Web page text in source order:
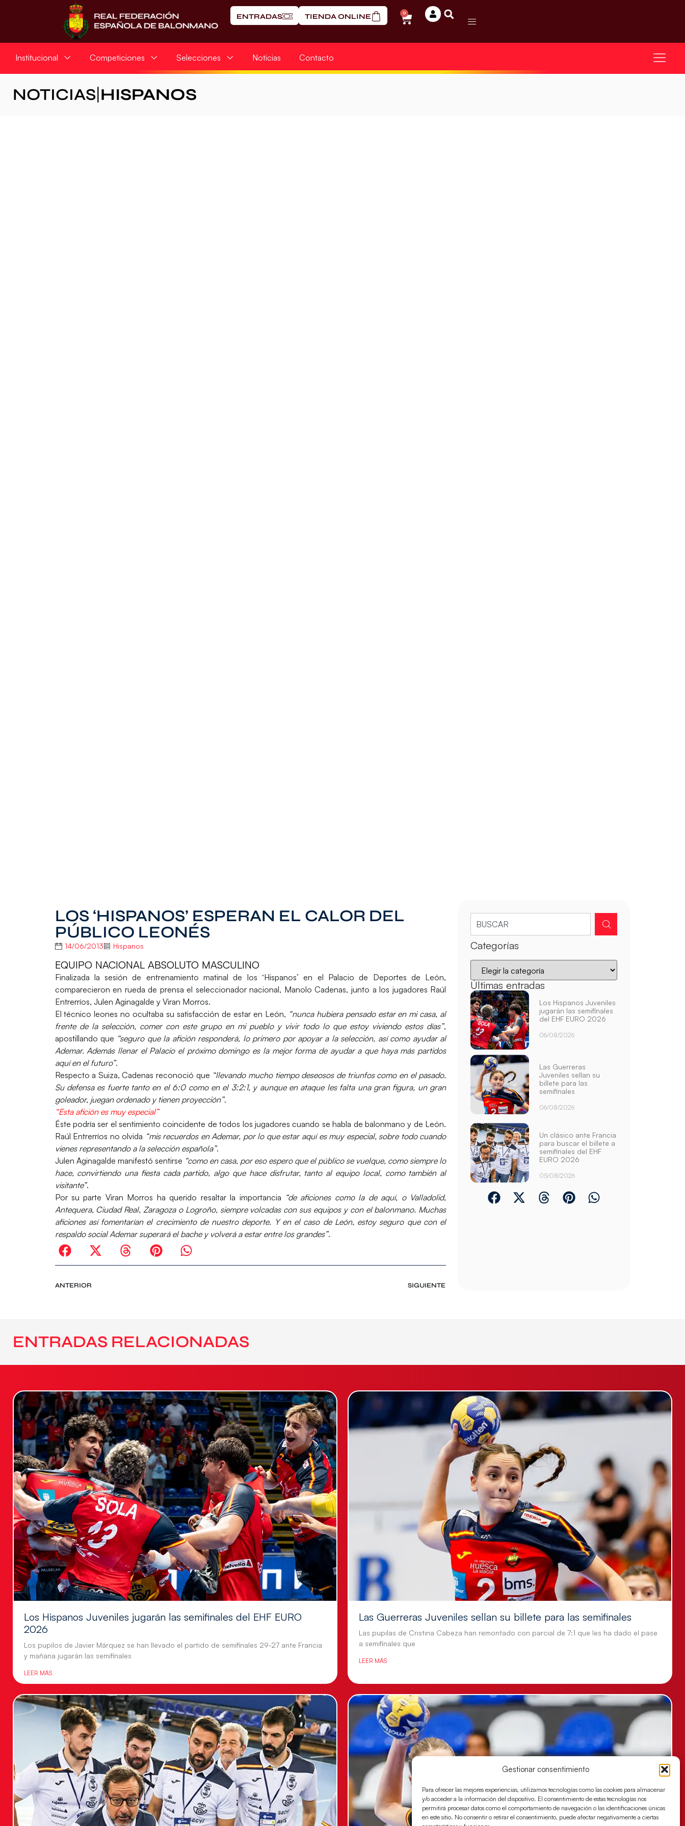
Gestionar consentimiento
Para ofrecer las mejores experiencias, utilizamos tecnologías como las cookies para almacenar
y/o acceder a la información del dispositivo. El consentimiento de estas tecnologías nos
permitirá procesar datos como el comportamiento de navegación o las identificaciones únicas
en este sitio. No consentir o retirar el consentimiento, puede afectar negativamente a ciertas
ENTRADAS TIENDA ONLINE 0
Institucional Competiciones Selecciones Noticias Contacto
NOTICIAS HISPANOS
LOS ‘HISPANOS’ ESPERAN EL CALOR DEL
PÚBLICO LEONÉS
14/06/2013 Hispanos
EQUIPO NACIONAL ABSOLUTO MASCULINO
Finalizada la sesión de entrenamiento matinal de los ‘Hispanos’ en el Palacio de Deportes de León,
comparecieron en rueda de prensa el seleccionador nacional, Manolo Cadenas, junto a los jugadores Raúl
Entrerríos, Julen Aginagalde y Viran Morros.
El técnico leones no ocultaba su satisfacción de estar en León, “nunca hubiera pensado estar en mi casa, al
frente de la selección, comer con este grupo en mi pueblo y vivir todo lo que estoy viviendo estos días”,
apostillando que “seguro que la afición responderá, lo primero por apoyar a la selección, así como ayudar al
Ademar. Además llenar el Palacio el próximo domingo es la mejor forma de ayudar a que haya más partidos
aquí en el futuro”.
Respecto a Suiza, Cadenas reconoció que “llevando mucho tiempo deseosos de triunfos como en el pasado.
Su defensa es fuerte tanto en el 6:0 como en el 3:2:1, y aunque en ataque les falta una gran figura, un gran
goleador, juegan ordenado y tienen proyección”.
“Esta afición es muy especial”
Éste podría ser el sentimiento coincidente de todos los jugadores cuando se habla de balonmano y de León.
Raúl Entrerríos no olvida “mis recuerdos en Ademar, por lo que estar aquí es muy especial, sobre todo cuando
vienes representando a la selección española”.
Julen Aginagalde manifestó sentirse “como en casa, por eso espero que el público se vuelque, como siempre lo
hace, convirtiendo una fiesta cada partido, algo que hace disfrutar, tanto al equipo local, como también al
visitante”.
Por su parte Viran Morros ha querido resaltar la importancia “de aficiones como la de aquí, o Valladolid,
Antequera, Ciudad Real, Zaragoza o Logroño, siempre volcadas con sus equipos y con el balonmano. Muchas
aficiones así fomentarían el crecimiento de nuestro deporte. Y en el caso de León, estoy seguro que con el
respaldo social Ademar superará el bache y volverá a estar entre los grandes”.
ANTERIOR SIGUIENTE
Categorías
Últimas entradas
Los Hispanos Juveniles
jugarán las semifinales
del EHF EURO 2026
06/08/2026
Las Guerreras
Juveniles sellan su
billete para las
semifinales
06/08/2026
Un clásico ante Francia
para buscar el billete a
semifinales del EHF
EURO 2026
05/08/2026
ENTRADAS RELACIONADAS
Los Hispanos Juveniles jugarán las semifinales del EHF EURO
2026
Los pupilos de Javier Márquez se han llevado el partido de semifinales 29-27 ante Francia
y mañana jugarán las semifinales
LEER MÁS
Las Guerreras Juveniles sellan su billete para las semifinales
Las pupilas de Cristina Cabeza han remontado con parcial de 7:1 que les ha dado el pase
a semifinales que
LEER MÁS